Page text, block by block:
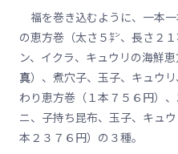
福を巻き込むように、一本
の恵方巻（太さ５㌢、長さ２
ン、イクラ、キュウリの海鮮恵
真）、煮穴子、玉子、キュウ
わり恵方巻（１本７５６円）
ニ、子持ち昆布、玉子、キュ
本２３７６円）の３種。